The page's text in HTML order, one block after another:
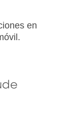
en